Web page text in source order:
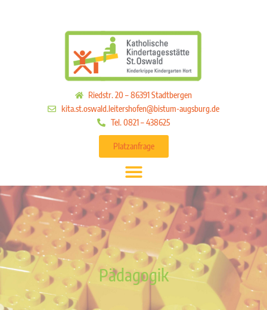
Riedstr. 20 – 86391 Stadtbergen
kita.st.oswald.leitershofen@bistum-augsburg.de
Tel. 0821 – 438625
Platzanfrage
Pädagogik